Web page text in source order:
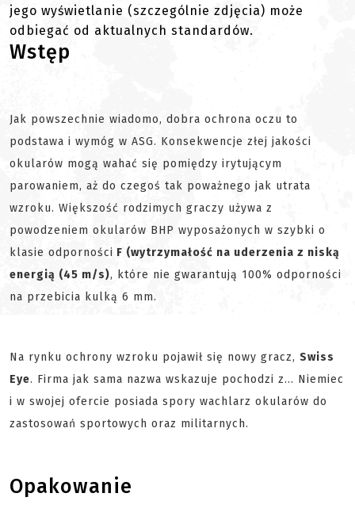
jego wyświetlanie (szczególnie zdjęcia) może
odbiegać od aktualnych standardów.
Wstęp
Jak powszechnie wiadomo, dobra ochrona oczu to
podstawa i wymóg w ASG. Konsekwencje złej jakości
okularów mogą wahać się pomiędzy irytującym
parowaniem, aż do czegoś tak poważnego jak utrata
wzroku. Większość rodzimych graczy używa z
powodzeniem okularów BHP wyposażonych w szybki o
klasie odporności F (wytrzymałość na uderzenia z niską
energią (45 m/s), które nie gwarantują 100% odporności
na przebicia kulką 6 mm.
Na rynku ochrony wzroku pojawił się nowy gracz, Swiss
Eye. Firma jak sama nazwa wskazuje pochodzi z… Niemiec
i w swojej ofercie posiada spory wachlarz okularów do
zastosowań sportowych oraz militarnych.
Opakowanie